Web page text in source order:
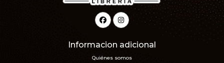
Informacion adicional
Quiénes somos